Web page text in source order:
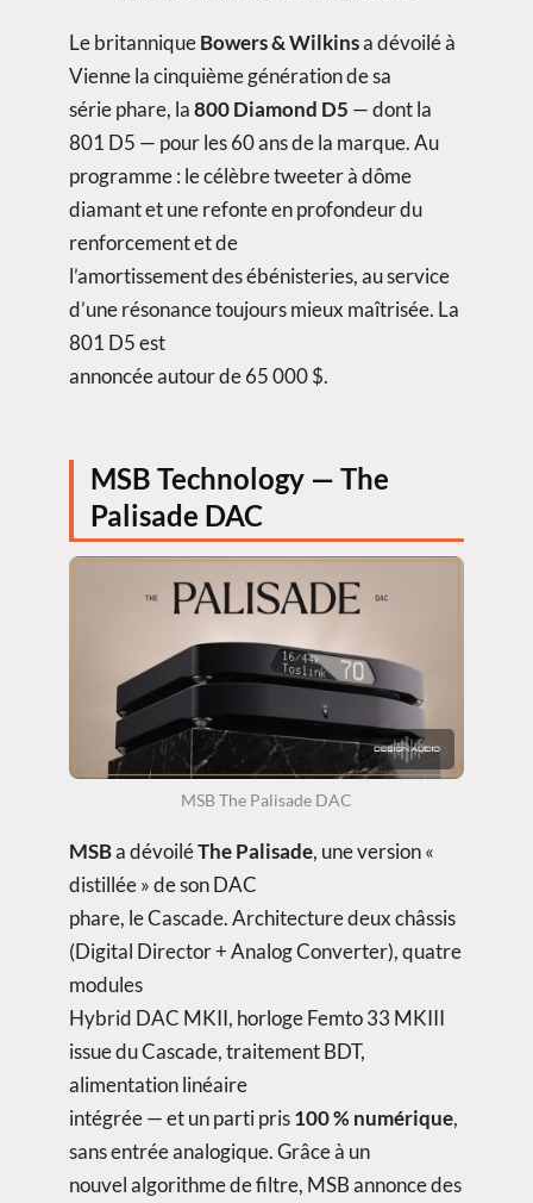
Le britanniqueBowers & Wilkinsa dévoilé à
Vienne la cinquième génération de sa
série phare, la800 Diamond D5 — dont la
801 D5 — pour les 60 ans de la marque. Au
programme : le célèbre tweeter à dôme
diamant et une refonte en profondeur du
renforcement et de
l’amortissement des ébénisteries, au service
d’une résonance toujours mieux maîtrisée. La
801 D5 est
annoncée autour de 65 000 $.
MSB Technology — The
Palisade DAC
MSB The Palisade DAC
MSBa dévoiléThe Palisade, une version «
distillée » de son DAC
phare, le Cascade. Architecture deux châssis
(Digital Director + Analog Converter), quatre
modules
Hybrid DAC MKII, horloge Femto 33 MKIII
issue du Cascade, traitement BDT,
alimentation linéaire
intégrée — et un parti pris100 % numérique,
sans entrée analogique. Grâce à un
nouvel algorithme de filtre, MSB annonce des